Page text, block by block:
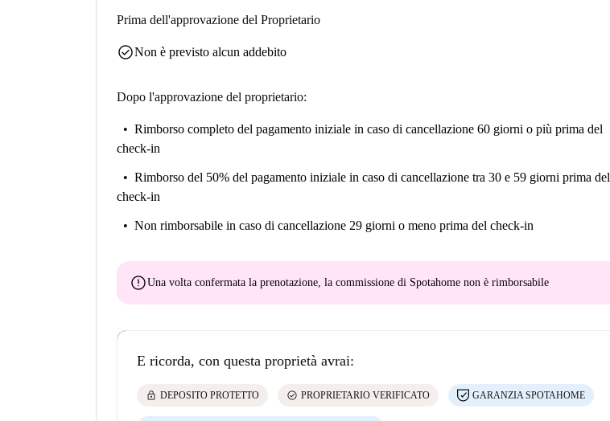
Prima dell'approvazione del Proprietario
check_circleNon è previsto alcun addebito
Dopo l'approvazione del proprietario:
Rimborso completo del pagamento iniziale in caso di cancellazione 60 giorni o più prima del
check-in
Rimborso del 50% del pagamento iniziale in caso di cancellazione tra 30 e 59 giorni prima del
check-in
Non rimborsabile in caso di cancellazione 29 giorni o meno prima del check-in
errorUna volta confermata la prenotazione, la commissione di Spotahome non è rimborsabile
E ricorda, con questa proprietà avrai:
lock DEPOSITO PROTETTO check_circle PROPRIETARIO VERIFICATO GARANZIA SPOTAHOME